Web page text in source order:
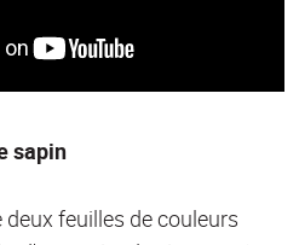
sapin
feuilles de couleurs